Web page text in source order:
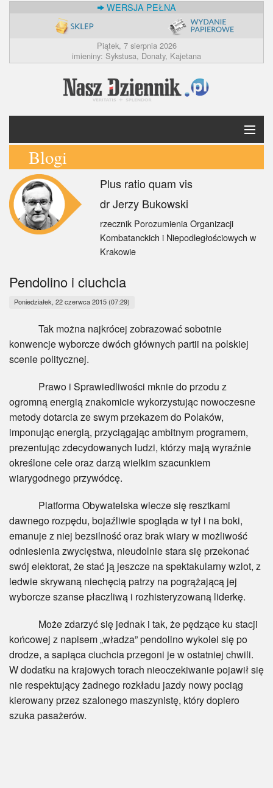
WERSJA PEŁNA
Piątek, 7 sierpnia 2026
imieniny: Sykstusa, Donaty, Kajetana
Krótko
Polska
Świat
Wiara
BlogAiD
Blogi
Plus ratio quam vis
dr Jerzy Bukowski
rzecznik Porozumienia Organizacji
Kombatanckich i Niepodległościowych w
Krakowie
Pendolino i ciuchcia
Poniedziałek, 22 czerwca 2015 (07:29)
Tak można najkrócej zobrazować sobotnie
konwencje wyborcze dwóch głównych partii na polskiej
scenie politycznej.
Prawo i Sprawiedliwości mknie do przodu z
ogromną energią znakomicie wykorzystując nowoczesne
metody dotarcia ze swym przekazem do Polaków,
imponując energią, przyciągając ambitnym programem,
prezentując zdecydowanych ludzi, którzy mają wyraźnie
określone cele oraz darzą wielkim szacunkiem
wiarygodnego przywódcę.
Platforma Obywatelska wlecze się resztkami
dawnego rozpędu, bojaźliwie spogląda w tył i na boki,
emanuje z niej bezsilność oraz brak wiary w możliwość
odniesienia zwycięstwa, nieudolnie stara się przekonać
swój elektorat, że stać ją jeszcze na spektakularny wzlot, z
ledwie skrywaną niechęcią patrzy na pogrążającą jej
wyborcze szanse płaczliwą i rozhisteryzowaną liderkę.
Może zdarzyć się jednak i tak, że pędzące ku stacji
końcowej z napisem „władza” pendolino wykolei się po
drodze, a sapiąca ciuchcia przegoni je w ostatniej chwili.
W dodatku na krajowych torach nieoczekiwanie pojawił się
nie respektujący żadnego rozkładu jazdy nowy pociąg
kierowany przez szalonego maszynistę, który dopiero
szuka pasażerów.